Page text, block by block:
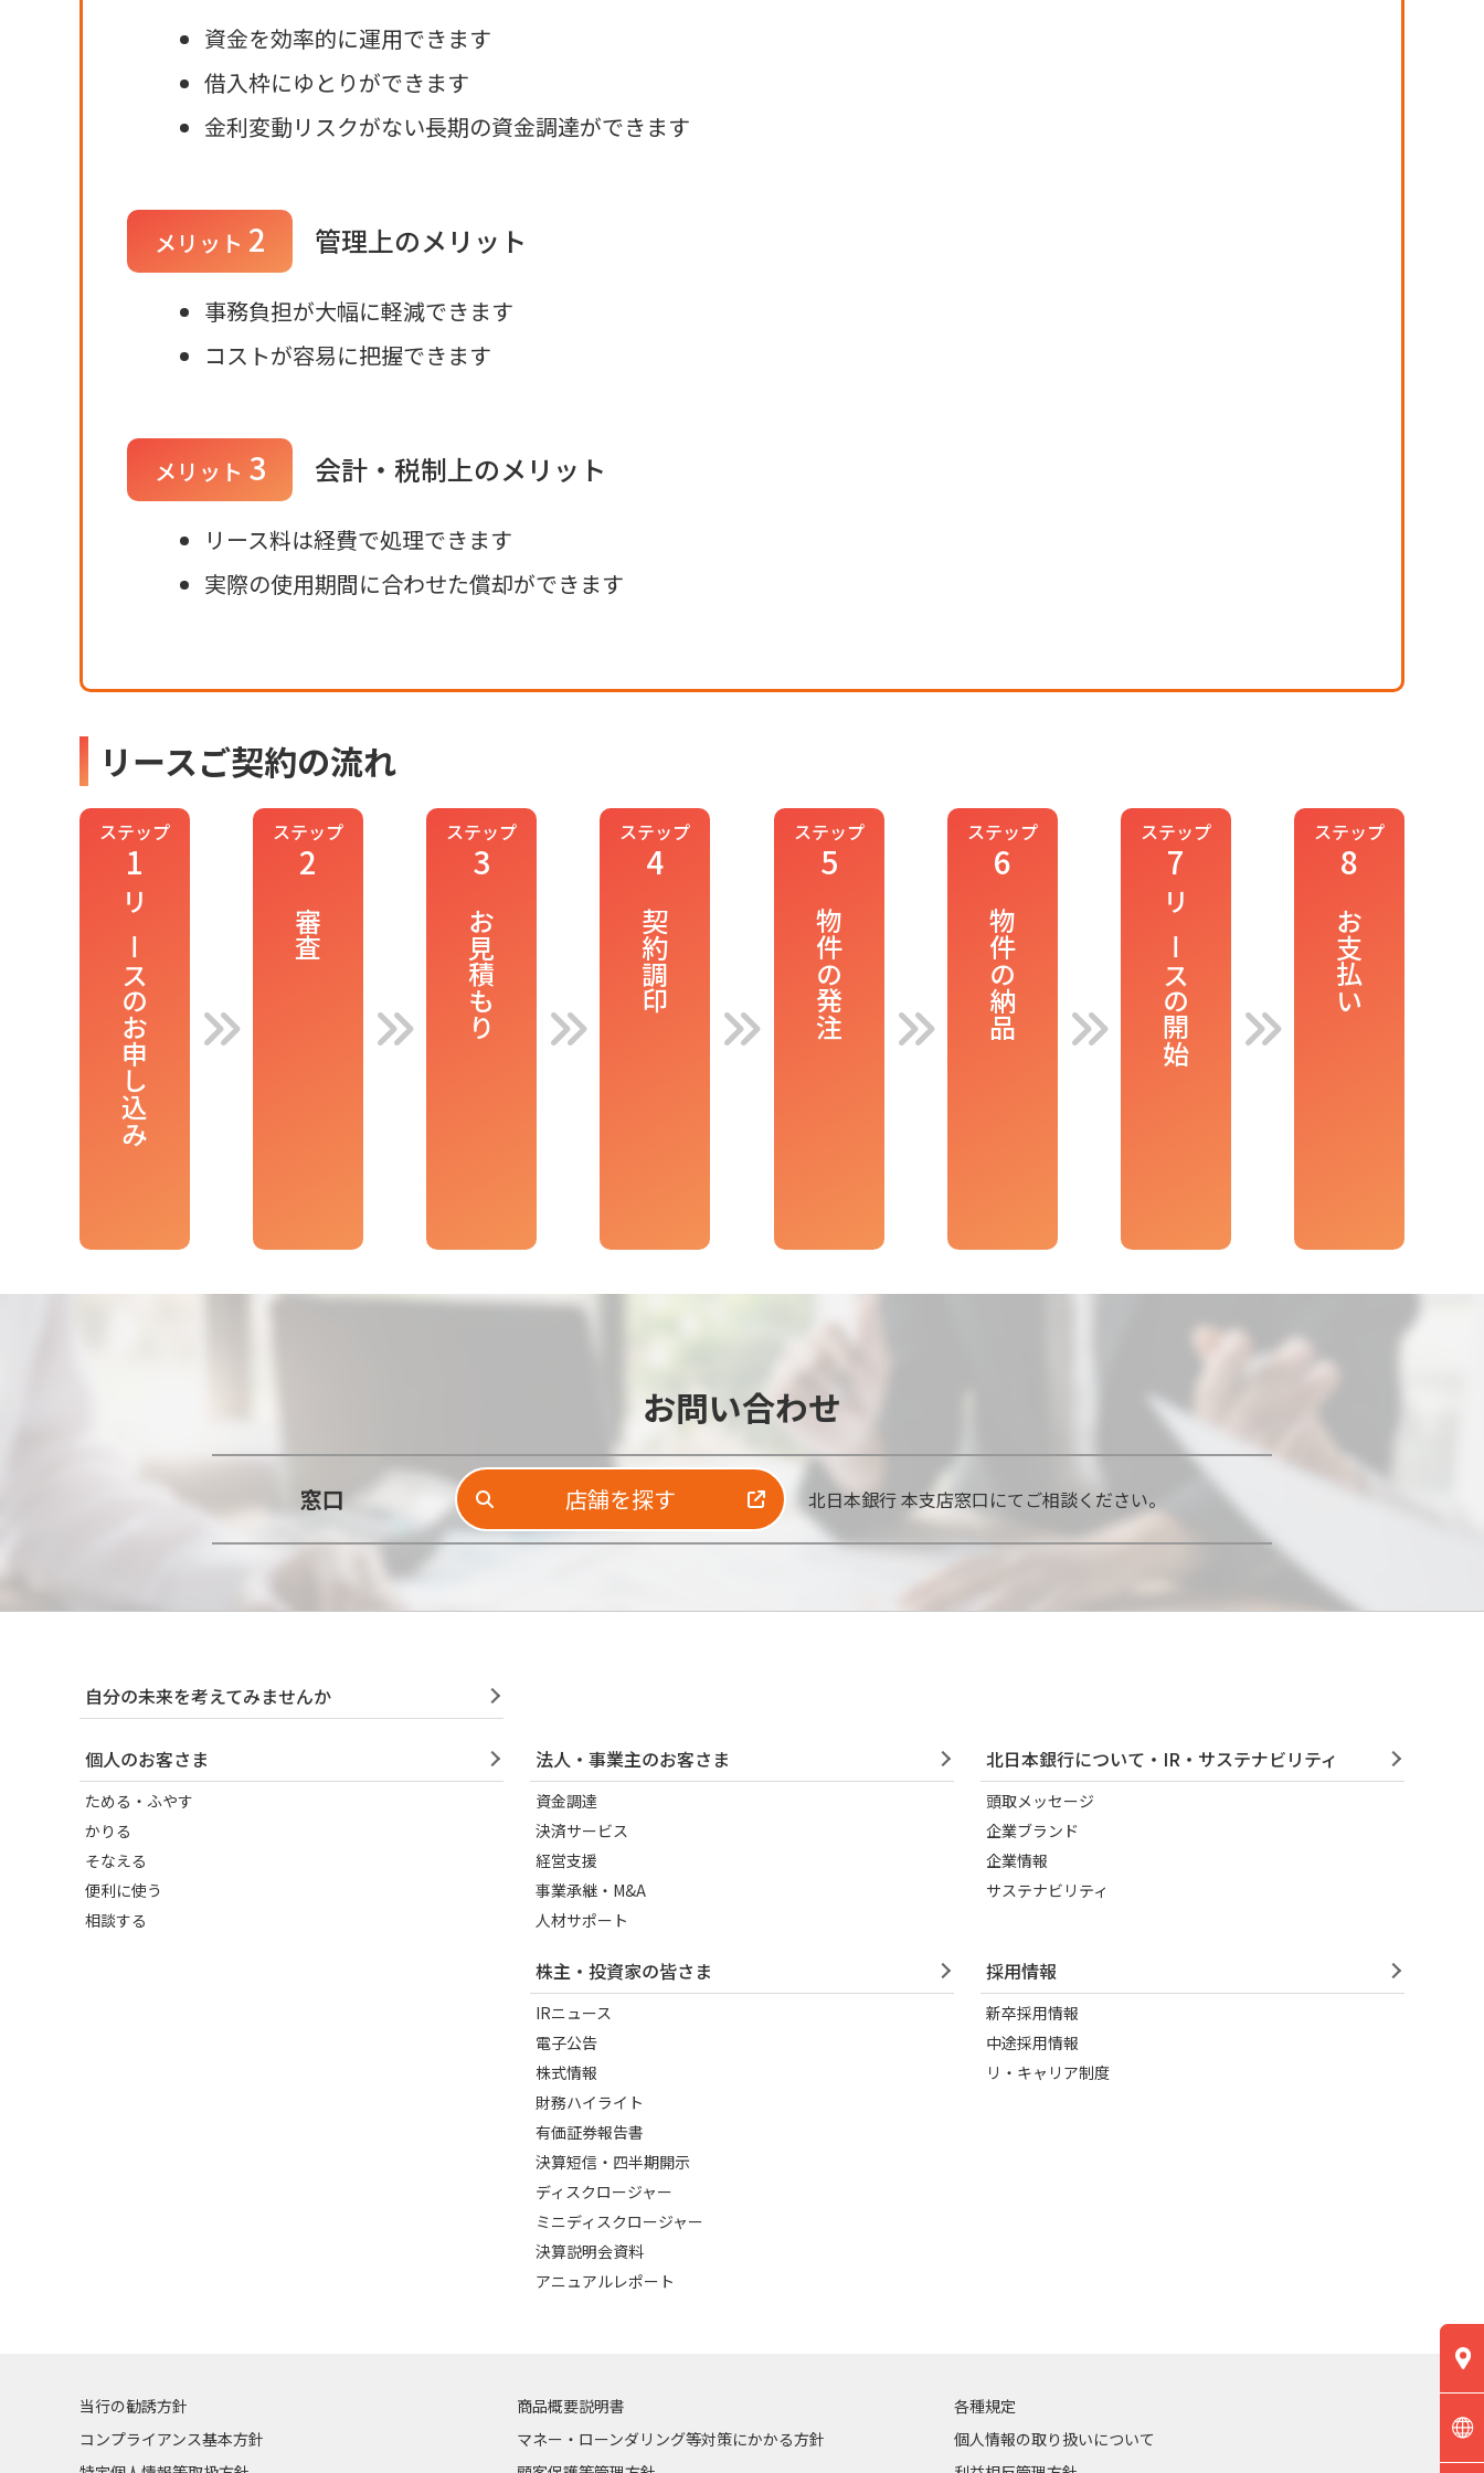
資金を効率的に運用できます
借入枠にゆとりができます
金利変動リスクがない長期の資金調達ができます
メリット 2 管理上のメリット
事務負担が大幅に軽減できます
コストが容易に把握できます
メリット 3 会計・税制上のメリット
リース料は経費で処理できます
実際の使用期間に合わせた償却ができます
リースご契約の流れ
ステップ
1
リースのお申し込み
ステップ
2
審査
ステップ
3
お見積もり
ステップ
4
契約調印
ステップ
5
物件の発注
ステップ
6
物件の納品
ステップ
7
リースの開始
ステップ
8
お支払い
お問い合わせ
窓口 店舗を探す 北日本銀行 本支店窓口にてご相談ください。
自分の未来を考えてみませんか
個人のお客さま
ためる・ふやす
かりる
そなえる
便利に使う
相談する
法人・事業主のお客さま
資金調達
決済サービス
経営支援
事業承継・M&A
人材サポート
北日本銀行について・IR・サステナビリティ
頭取メッセージ
企業ブランド
企業情報
サステナビリティ
株主・投資家の皆さま
IRニュース
電子公告
株式情報
財務ハイライト
有価証券報告書
決算短信・四半期開示
ディスクロージャー
ミニディスクロージャー
決算説明会資料
アニュアルレポート
採用情報
新卒採用情報
中途採用情報
リ・キャリア制度
当行の勧誘方針 商品概要説明書
各種規定
コンプライアンス基本方針
マネー・ローンダリング等対策にかかる方針
個人情報の取り扱いについて